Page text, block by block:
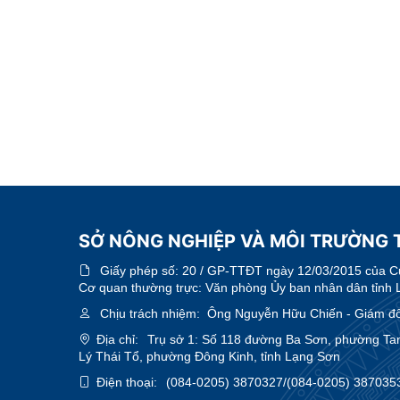
SỞ NÔNG NGHIỆP VÀ MÔI TRƯỜNG
Giấy phép số: 20 / GP-TTĐT ngày 12/03/2015 của
Cơ quan thường trực: Văn phòng Ủy ban nhân dân tỉnh
Chịu trách nhiệm: Ông Nguyễn Hữu Chiến - Giám
Địa chỉ:
Trụ sở 1: Số 118 đường Ba Sơn, phường
Lý Thái Tổ, phường Đông Kinh, tỉnh Lạng Sơn
Điện thoại:
(084-0205) 3870327/(084-0205)